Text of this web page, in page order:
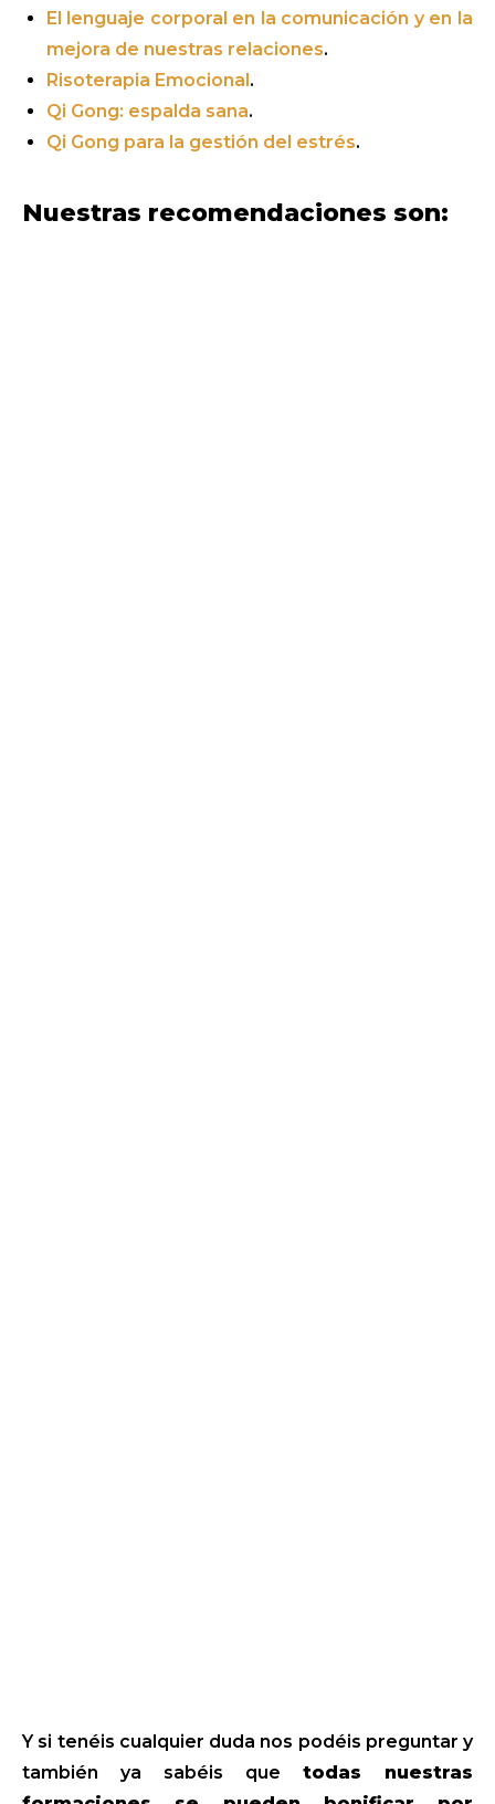
El lenguaje corporal en la comunicación y en la
mejora de nuestras relaciones.
Risoterapia Emocional.
Qi Gong: espalda sana.
Qi Gong para la gestión del estrés.
Nuestras recomendaciones son:
Y si tenéis cualquier duda nos podéis preguntar y
también ya sabéis que todas nuestras